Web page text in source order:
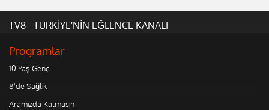
TV8 - TÜRKİYE'NİN EĞLENCE KANALI
Programlar
10 Yaş Genç
8'de Sağlık
Aramızda Kalmasın